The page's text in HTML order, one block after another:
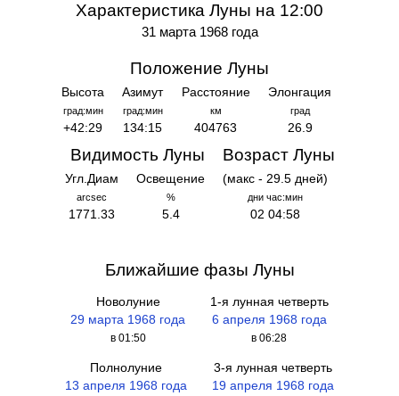
Характеристика Луны на 12:00
31 марта 1968 года
Положение Луны
Высота
град:мин
+42:29
Азимут
град:мин
134:15
Расстояние
км
404763
Элонгация
град
26.9
Видимость Луны
Угл.Диам
arcsec
1771.33
Освещение
%
5.4
Возраст Луны
(макс - 29.5 дней)
дни час:мин
02 04:58
Ближайшие фазы Луны
Новолуние
29 марта 1968 года
в 01:50
1-я лунная четверть
6 апреля 1968 года
в 06:28
Полнолуние
13 апреля 1968 года
3-я лунная четверть
19 апреля 1968 года